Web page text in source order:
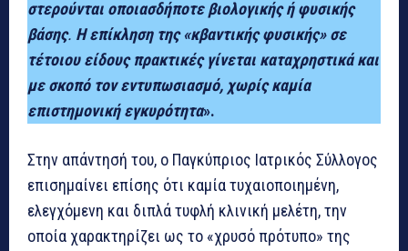
στερούνται οποιασδήποτε βιολογικής ή φυσικής
βάσης. Η επίκληση της «κβαντικής φυσικής» σε
τέτοιου είδους πρακτικές γίνεται καταχρηστικά και
με σκοπό τον εντυπωσιασμό, χωρίς καμία
επιστημονική εγκυρότητα».
Στην απάντησή του, ο Παγκύπριος Ιατρικός Σύλλογος
επισημαίνει επίσης ότι καμία τυχαιοποιημένη,
ελεγχόμενη και διπλά τυφλή κλινική μελέτη, την
οποία χαρακτηρίζει ως το «χρυσό πρότυπο» της